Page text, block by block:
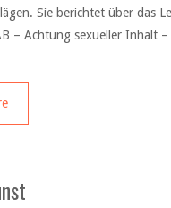
Sie berichtet über das
– Achtung sexueller Inhalt